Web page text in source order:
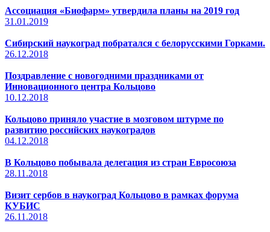
Ассоциация «Биофарм» утвердила планы на 2019 год
31.01.2019
Сибирский наукоград побратался с белорусскими Горками.
26.12.2018
Поздравление с новогодними праздниками от
Инновационного центра Кольцово
10.12.2018
Кольцово приняло участие в мозговом штурме по
развитию российских наукоградов
04.12.2018
В Кольцово побывала делегация из стран Евросоюза
28.11.2018
Визит сербов в наукоград Кольцово в рамках форума
КУБИС
26.11.2018